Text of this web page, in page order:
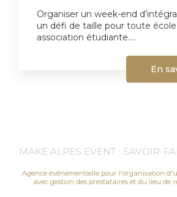
Organiser un week-end
un défi de taille pour toute
association étudiante....
En
MAKE ALPES EVENT : SAVOIR-
Agence événementielle pour l'organisation
avec gestion des prestataires et du lieu de